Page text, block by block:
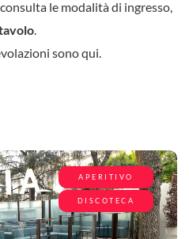
consulta le modalità di ingresso,
.
sono qui.
APERITIVO
DISCOTECA